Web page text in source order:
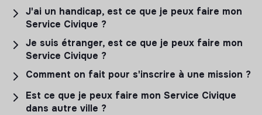
J'ai un handicap, est ce que je peux faire mon
Service Civique ?
Je suis étranger, est ce que je peux faire mon
Service Civique ?
Comment on fait pour s'inscrire à une mission ?
Est ce que je peux faire mon Service Civique
dans autre ville ?